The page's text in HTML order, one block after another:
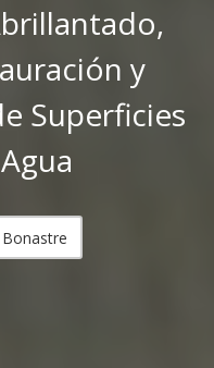
y
Superficies